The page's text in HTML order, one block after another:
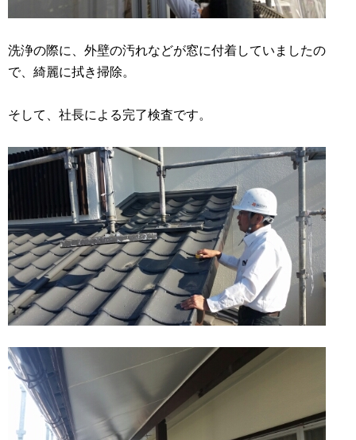
洗浄の際に、外壁の汚れなどが窓に付着していましたの
で、綺麗に拭き掃除。
そして、社長による完了検査です。